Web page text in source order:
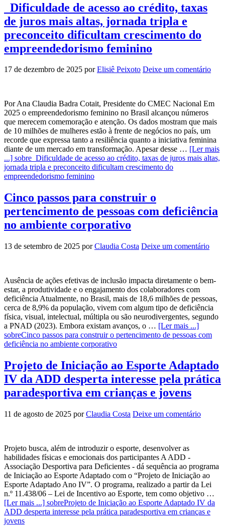
Dificuldade de acesso ao crédito, taxas
de juros mais altas, jornada tripla e
preconceito dificultam crescimento do
empreendedorismo feminino
17 de dezembro de 2025 porElisiê Peixoto Deixe um comentário
Por Ana Claudia Badra Cotait, Presidente do CMEC Nacional Em
2025 o empreendedorismo feminino no Brasil alcançou números
que merecem comemoração e atenção. Os dados mostram que mais
de 10 milhões de mulheres estão à frente de negócios no país, um
recorde que expressa tanto a resiliência quanto a iniciativa feminina
diante de um mercado em transformação. Apesar desse … [Ler mais
...] sobre Dificuldade de acesso ao crédito, taxas de juros mais altas,
jornada tripla e preconceito dificultam crescimento do
empreendedorismo feminino
Cinco passos para construir o
pertencimento de pessoas com deficiência
no ambiente corporativo
13 de setembro de 2025 porClaudia Costa Deixe um comentário
Ausência de ações efetivas de inclusão impacta diretamente o bem-
estar, a produtividade e o engajamento dos colaboradores com
deficiência Atualmente, no Brasil, mais de 18,6 milhões de pessoas,
cerca de 8,9% da população, vivem com algum tipo de deficiência
física, visual, intelectual, múltipla ou são neurodivergentes, segundo
a PNAD (2023). Embora existam avanços, o … [Ler mais ...]
sobreCinco passos para construir o pertencimento de pessoas com
deficiência no ambiente corporativo
Projeto de Iniciação ao Esporte Adaptado
IV da ADD desperta interesse pela prática
paradesportiva em crianças e jovens
11 de agosto de 2025 porClaudia Costa Deixe um comentário
Projeto busca, além de introduzir o esporte, desenvolver as
habilidades físicas e emocionais dos participantes A ADD -
Associação Desportiva para Deficientes - dá sequência ao programa
de Iniciação ao Esporte Adaptado com o “Projeto de Iniciação ao
Esporte Adaptado Ano IV”. O programa, realizado a partir da Lei
n.º 11.438/06 – Lei de Incentivo ao Esporte, tem como objetivo …
[Ler mais ...] sobreProjeto de Iniciação ao Esporte Adaptado IV da
ADD desperta interesse pela prática paradesportiva em crianças e
jovens